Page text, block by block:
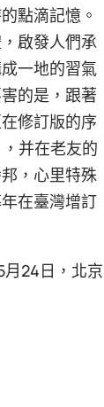
點滴記憶。
啟發人們承
一地的習氣
的是，跟著
修訂版的序
并在老友的
，心里特殊
在臺灣增訂
24日，北京